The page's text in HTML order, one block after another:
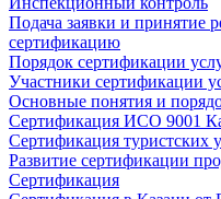
Подача заявки и принятие
сертификацию
Порядок сертификации
Участники сертификации
Основные понятия и
Сертификация ИСО 9001
Сертификация туристских
Развитие сертификации
Сертификация